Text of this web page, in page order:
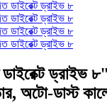
ড্রাইভ
অটো-ডাস্ট